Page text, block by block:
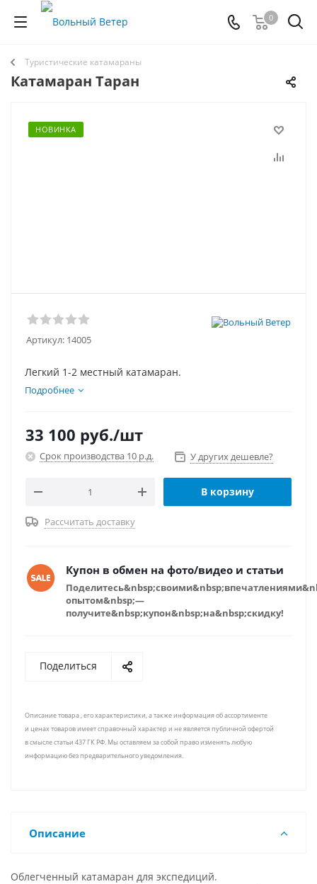
0
Туристические катамараны
Катамаран Таран
НОВИНКА
Артикул: 14005
Легкий 1-2 местный катамаран.
Подробнее
33 100 руб./шт
Срок производства 10 р.д. У других дешевле?
В корзину
Рассчитать доставку
Купон в обмен на фото/видео и статьи
опытом&nbsp;—
получите&nbsp;купон&nbsp;на&nbsp;скидку!
Поделиться
Описание товара , его характеристики, а также информация об ассортименте
и ценах товаров имеет справочный характер и не является публичной офертой
в смысле статьи 437 ГК РФ. Мы оставляем за собой право изменять любую
информацию без предварительного уведомления.
Описание
Облегченный катамаран для экспедиций.